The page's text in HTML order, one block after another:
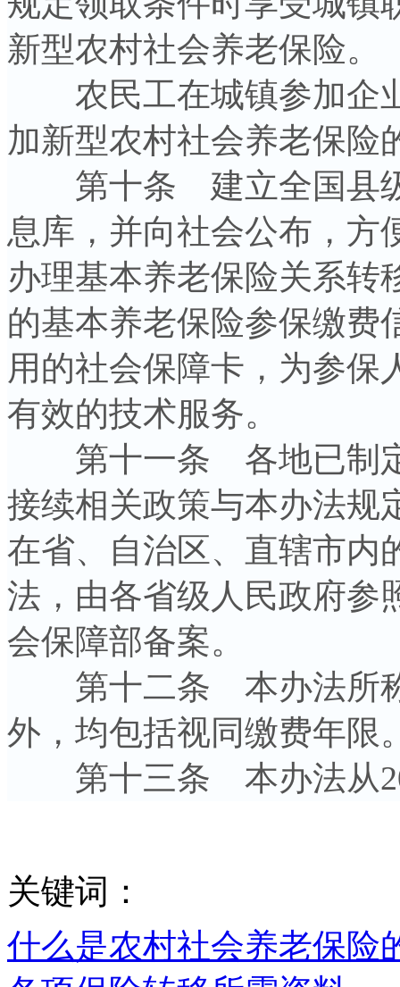
新型农村社会养老保险。
农民工在城镇参加企
加新型农村社会养老保险
第十条 建立全国县级
息库，并向社会公布，方
办理基本养老保险关系转
的基本养老保险参保缴费
用的社会保障卡，为参保
有效的技术服务。
第十一条 各地已制定
接续相关政策与本办法规
在省、自治区、直辖市内
法，由各省级人民政府参
会保障部备案。
第十二条 本办法所称
外，均包括视同缴费年限
第十三条 本办法从
关键词：
什么是农村社会养老保险